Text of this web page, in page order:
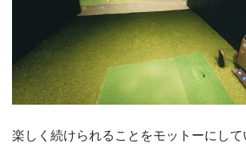
楽しく続けられることをモットーにし